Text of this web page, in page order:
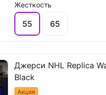
Жесткость
55 65
Джерси NHL Replica
Black
Акция